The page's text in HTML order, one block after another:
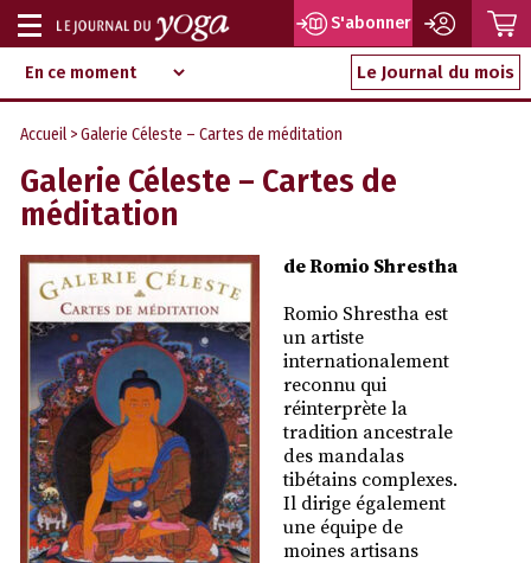
Aller
au
contenu
d‘information
indépendant
Afficher
ou
masquer
la
navigation
S'abonner
Le Journal du mois
Accueil > Galerie Céleste – Cartes de méditation
Galerie Céleste – Cartes de
méditation
de Romio Shrestha
Romio Shrestha est
un artiste
internationalement
reconnu qui
réinterprète la
tradition ancestrale
des mandalas
tibétains complexes.
Il dirige également
une équipe de
moines artisans